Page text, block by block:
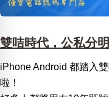
雙咭時代，公私分明
iPhone Android 都踏入
啦！